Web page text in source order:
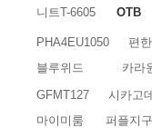
니트T-6605 OTB
PHA4EU1050 편한
블루위드
카라
GFMT127
시카고
마이미룸
퍼플지구